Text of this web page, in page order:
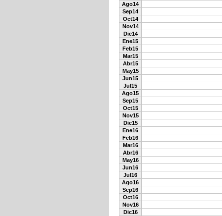
Ago14
Sep14
Oct14
Nov14
Dic14
Ene15
Feb15
Mar15
Abr15
May15
Jun15
Jul15
Ago15
Sep15
Oct15
Nov15
Dic15
Ene16
Feb16
Mar16
Abr16
May16
Jun16
Jul16
Ago16
Sep16
Oct16
Nov16
Dic16